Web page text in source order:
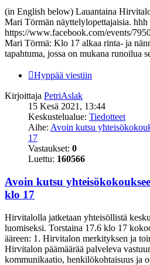
(in English below) Lauantaina
Mari Törmän näyttelylopettajaisia.
https://www.facebook.com/events/
Mari Törmä: Klo 17 alkaa rinta- ja
tapahtuma, jossa on mukana runoilua
Hyppää viestiin
Kirjoittaja PetriAslak
15 Kesä 2021, 13:44
Keskustelualue: Tiedotteet
Aihe: Avoin kutsu
17
Vastaukset: 0
Luettu: 160566
Avoin kutsu
klo 17
Hirvitalolla jatketaan yhteisöllistä
luomiseksi. Torstaina 17.6 klo 17
ääreen: 1. Hirvitalon merkityksen ja
Hirvitalon päämäärää palveleva
kommunikaatio, henkilökohtaisuus ja